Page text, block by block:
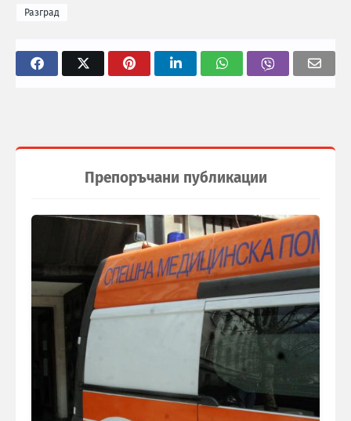
Разград
Препоръчани публикации